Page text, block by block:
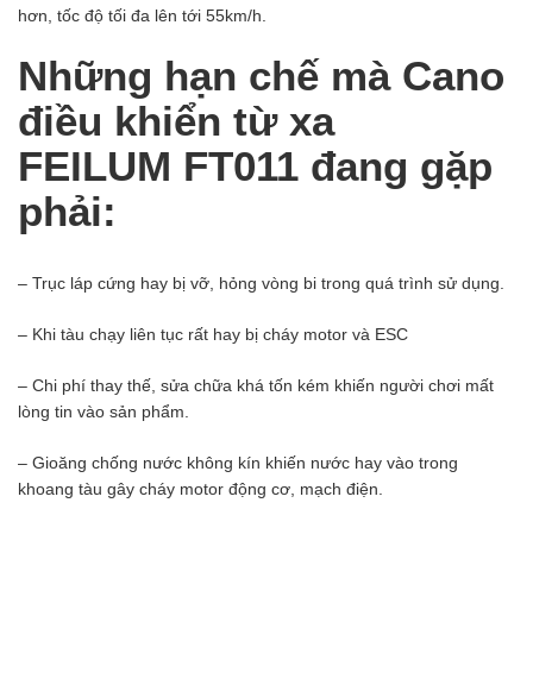
hơn, tốc độ tối đa lên tới 55km/h.
Những hạn chế mà Cano
điều khiển từ xa
FEILUM FT011 đang gặp
phải:
– Trục láp cứng hay bị vỡ, hỏng vòng bi trong quá trình sử dụng.
– Khi tàu chạy liên tục rất hay bị cháy motor và ESC
– Chi phí thay thế, sửa chữa khá tốn kém khiến người chơi mất
lòng tin vào sản phẩm.
– Gioăng chống nước không kín khiến nước hay vào trong
khoang tàu gây cháy motor động cơ, mạch điện.